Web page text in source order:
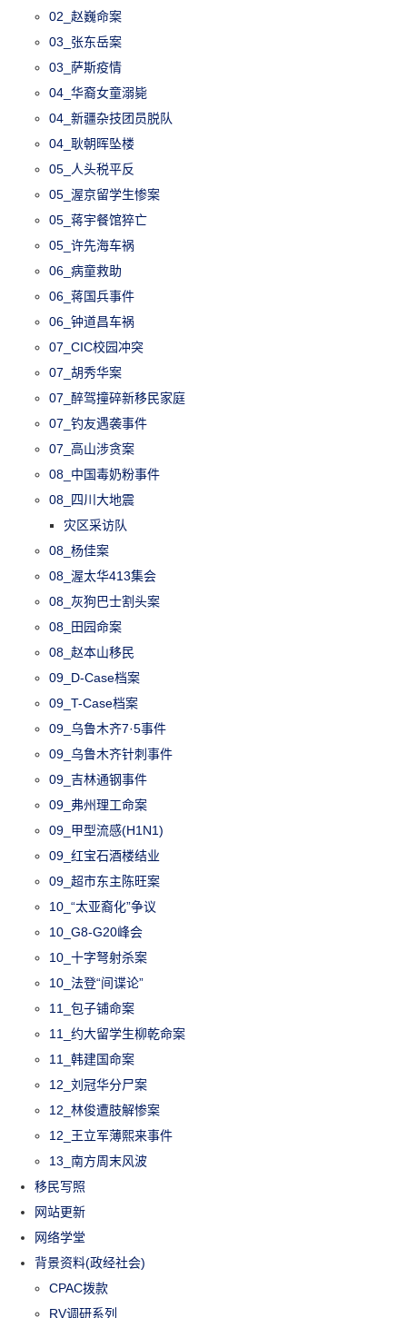
02_赵巍命案
03_张东岳案
03_萨斯疫情
04_华裔女童溺毙
04_新疆杂技团员脱队
04_耿朝晖坠楼
05_人头税平反
05_渥京留学生惨案
05_蒋宇餐馆猝亡
05_许先海车祸
06_病童救助
06_蒋国兵事件
06_钟道昌车祸
07_CIC校园冲突
07_胡秀华案
07_醉驾撞碎新移民家庭
07_钓友遇袭事件
07_高山涉贪案
08_中国毒奶粉事件
08_四川大地震
灾区采访队
08_杨佳案
08_渥太华413集会
08_灰狗巴士割头案
08_田园命案
08_赵本山移民
09_D-Case档案
09_T-Case档案
09_乌鲁木齐7·5事件
09_乌鲁木齐针刺事件
09_吉林通钢事件
09_弗州理工命案
09_甲型流感(H1N1)
09_红宝石酒楼结业
09_超市东主陈旺案
10_“太亚裔化”争议
10_G8-G20峰会
10_十字弩射杀案
10_法登“间谍论”
11_包子铺命案
11_约大留学生柳乾命案
11_韩建国命案
12_刘冠华分尸案
12_林俊遭肢解惨案
12_王立军薄熙来事件
13_南方周末风波
移民写照
网站更新
网络学堂
背景资料(政经社会)
CPAC拨款
RV调研系列